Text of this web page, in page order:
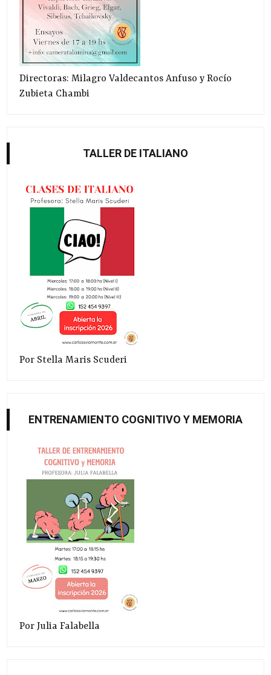
Directoras: Milagro Valdecantos Anfuso y Rocío
Zubieta Chambi
TALLER DE ITALIANO
Por Stella Maris Scuderi
ENTRENAMIENTO COGNITIVO Y MEMORIA
Por Julia Falabella